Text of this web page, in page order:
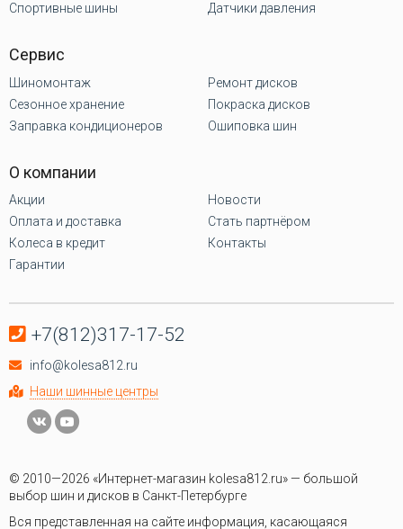
Спортивные шины
Датчики давления
Сервис
Шиномонтаж
Сезонное хранение
Заправка кондиционеров
Ремонт дисков
Покраска дисков
Ошиповка шин
О компании
Акции
Оплата и доставка
Колеса в кредит
Гарантии
Новости
Стать партнёром
Контакты
+7(812)317-17-52
info@kolesa812.ru
Наши шинные центры
© 2010—2026 «Интернет-магазин kolesa812.ru» — большой
выбор шин и дисков в Санкт-Петербурге
Вся представленная на сайте информация, касающаяся